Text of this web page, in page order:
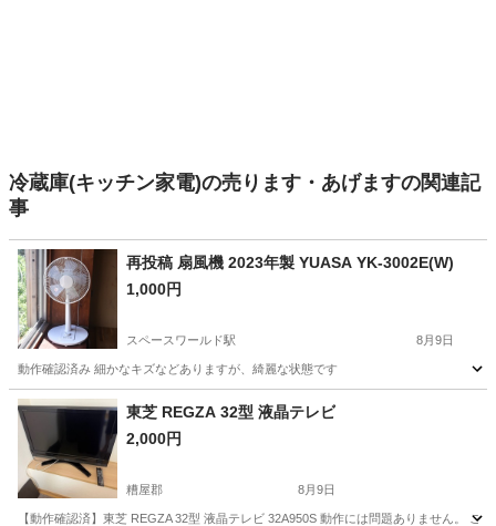
冷蔵庫(キッチン家電)の売ります・あげますの関連記
事
再投稿 扇風機 2023年製 YUASA YK-3002E(W)
1,000円
スペースワールド駅 8月9日
動作確認済み 細かなキズなどありますが、綺麗な状態です
福岡 北九州市 スペースワールド駅 季節、空調家電
東芝 REGZA 32型 液晶テレビ
2,000円
糟屋郡 8月9日
【動作確認済】東芝 REGZA 32型 液晶テレビ 32A950S 動作には問題ありません。